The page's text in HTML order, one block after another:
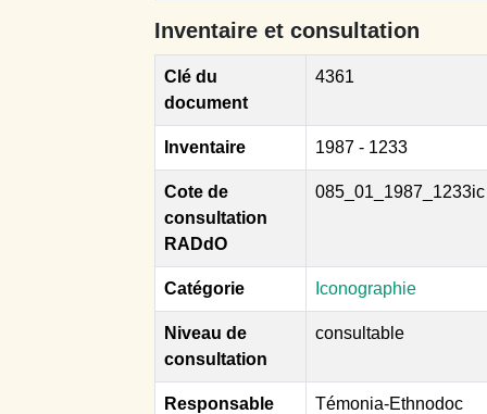
Inventaire et consultation
Clé du
document
4361
Inventaire 1987 - 1233
Cote de
consultation
RADdO
085_01_1987_1233ic
Catégorie Iconographie
Niveau de
consultation
consultable
Responsable
Témonia-Ethnodoc